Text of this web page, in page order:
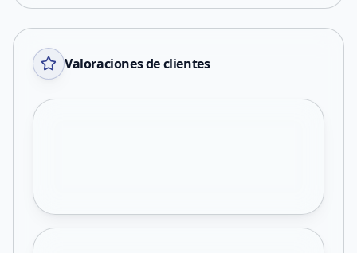
Valoraciones de clientes